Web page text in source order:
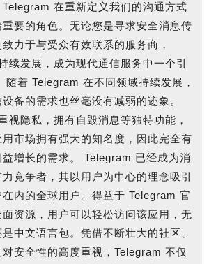
在重新定义我们的沟通方式
要的角色。无论您是寻求安全消息传
力于与受众有效联系的服务商，
续发展，成为现代通信服务中一个引
随着 Telegram 在不同领域持续发展，
备的需求也丝毫没有减弱的迹象。
视隐私，拥有自毁消息等独特功能，
市场拥有强大的知名度，因此完全有
增长的需求。 Telegram 已经成为消
竞争者，其以用户为中心的理念吸引
内的全球用户。得益于 Telegram 官
资源，用户可以轻松访问该应用，无
中文语言包。凭借不断壮大的社区、
安全性的高度重视，Telegram 不仅